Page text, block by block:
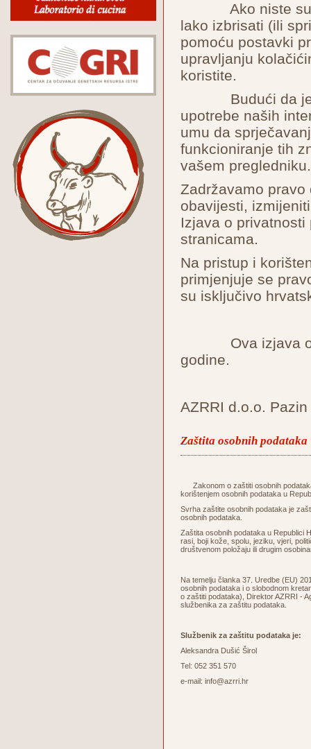
Ako niste
lako izbrisati (ili
pomoću postavki
upravljanju
koristite.
Budući da je
upotrebe naših
umu da
funkcioniranje tih
vašem
Zadržavamo
obavijesti,
Izjava o
stranicama.
Na pristup i
primjenjuje se
su isključivo
Ova izjava o
godine.
AZRRI d.o.o. Pazin
Zaštita osobnih podataka
Zakonom o zaštiti osobnih
korištenjem osobnih podataka u
Svrha zaštite osobnih podataka je
osobnih podataka.
Zaštita osobnih podataka u Republici
rasi, boji kože, spolu, jeziku, vjeri,
društvenom položaju ili drugim
Na temelju članka 37. Uredbe (EU)
osobnih podataka i o slobodnom
o zaštiti podataka), Direktor AZRRI -
službenika za zaštitu podataka.
Službenik za zaštitu podataka je:
Aleksandra Dušić Širol
Tel: 052 351 570
e-mail: info@azrri.hr